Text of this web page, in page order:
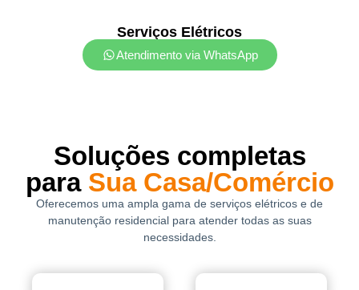
Serviços Elétricos
Atendimento via WhatsApp
Soluções completas
para Sua Casa/Comércio
Oferecemos uma ampla gama de serviços elétricos e de
manutenção residencial para atender todas as suas
necessidades.